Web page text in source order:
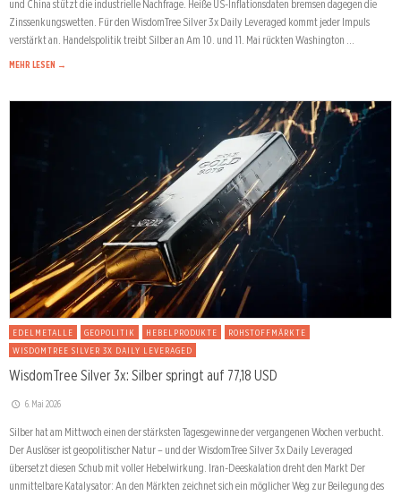
und China stützt die industrielle Nachfrage. Heiße US-Inflationsdaten bremsen dagegen die
Zinssenkungswetten. Für den WisdomTree Silver 3x Daily Leveraged kommt jeder Impuls
verstärkt an. Handelspolitik treibt Silber an Am 10. und 11. Mai rückten Washington …
MEHR LESEN →
EDELMETALLE GEOPOLITIK HEBELPRODUKTE
ROHSTOFFMÄRKTE
WISDOMTREE SILVER 3X DAILY LEVERAGED
WisdomTree Silver 3x: Silber springt auf 77,18 USD
6. Mai 2026
Silber hat am Mittwoch einen der stärksten Tagesgewinne der vergangenen Wochen verbucht.
Der Auslöser ist geopolitischer Natur – und der WisdomTree Silver 3x Daily Leveraged
übersetzt diesen Schub mit voller Hebelwirkung. Iran-Deeskalation dreht den Markt Der
unmittelbare Katalysator: An den Märkten zeichnet sich ein möglicher Weg zur Beilegung des